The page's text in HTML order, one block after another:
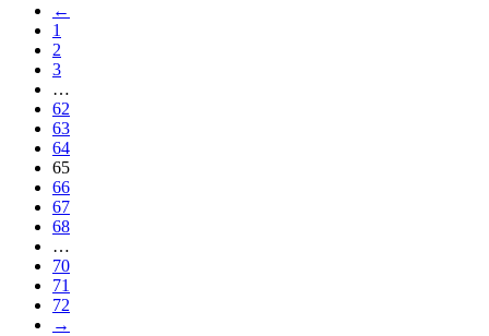
←
1
2
3
…
62
63
64
65
66
67
68
…
70
71
72
→